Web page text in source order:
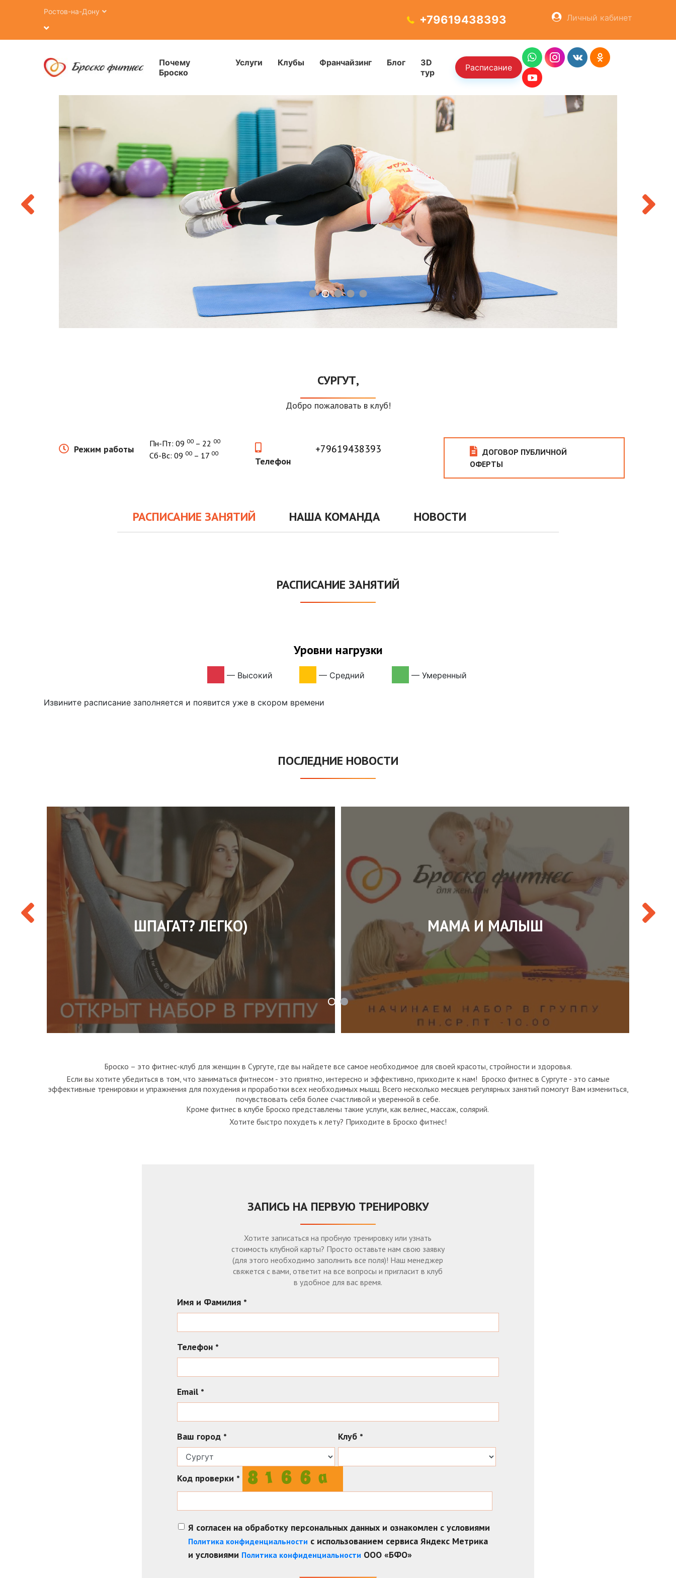
Ростов-на-Дону
+79619438393 Личный кабинет
Почему
Броско
Услуги Клубы Франчайзинг Блог
3D
тур
Расписание
СУРГУТ,
Добро пожаловать в клуб!
Режим работы Пн-Пт: 09 00 – 22 00
Cб-Вс: 09 00 – 17 00
Телефон
+79619438393
ДОГОВОР ПУБЛИЧНОЙ
ОФЕРТЫ
РАСПИСАНИЕ ЗАНЯТИЙ НАША КОМАНДА НОВОСТИ
РАСПИСАНИЕ ЗАНЯТИЙ
Уровни нагрузки
— Высокий — Средний — Умеренный
Извините расписание заполняется и появится уже в скором времени
ПОСЛЕДНИЕ НОВОСТИ
ШПАГАТ? ЛЕГКО) МАМА И МАЛЫШ
Броско – это фитнес-клуб для женщин в Сургуте, где вы найдете все самое необходимое для своей красоты, стройности и здоровья.
Если вы хотите убедиться в том, что заниматься фитнесом - это приятно, интересно и эффективно, приходите к нам! Броско фитнес в Сургуте - это самые
эффективные тренировки и упражнения для похудения и проработки всех необходимых мышц. Всего несколько месяцев регулярных занятий помогут Вам измениться,
почувствовать себя более счастливой и уверенной в себе.
Кроме фитнес в клубе Броско представлены такие услуги, как велнес, массаж, солярий.
Хотите быстро похудеть к лету? Приходите в Броско фитнес!
ЗАПИСЬ НА ПЕРВУЮ ТРЕНИРОВКУ
Хотите записаться на пробную тренировку или узнать
стоимость клубной карты? Просто оставьте нам свою заявку
(для этого необходимо заполнить все поля)! Наш менеджер
свяжется с вами, ответит на все вопросы и пригласит в клуб
в удобное для вас время.
Имя и Фамилия *
Телефон *
Email *
Ваш город * Клуб *
Код проверки *
Я согласен на обработку персональных данных и ознакомлен с условиями
Политика конфиденциальности с использованием сервиса Яндекс Метрика
и условиями Политика конфиденциальности ООО «БФО»